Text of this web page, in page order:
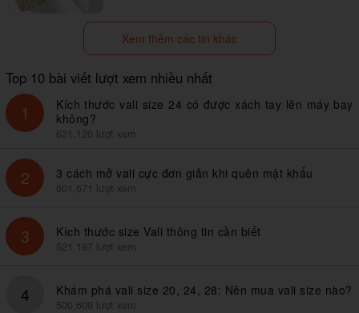
Xem thêm các tin khác
Top 10 bài viết lượt xem nhiều nhất
1
Kích thước vali size 24 có được xách tay lên máy bay
không?
621,120 lượt xem
2 3 cách mở vali cực đơn giản khi quên mật khẩu
601,671 lượt xem
3 Kích thước size Vali thông tin cần biết
521,197 lượt xem
4 Khám phá vali size 20, 24, 28: Nên mua vali size nào?
500,609 lượt xem